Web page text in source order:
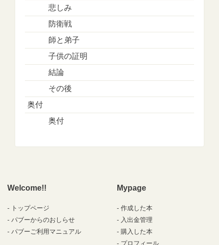
悲しみ
防衛戦
師と弟子
子供の証明
結論
その後
奥付
奥付
Welcome!!
トップページ
パブーからのおしらせ
パブーご利用マニュアル
Mypage
作成した本
入出金管理
購入した本
プロフィール